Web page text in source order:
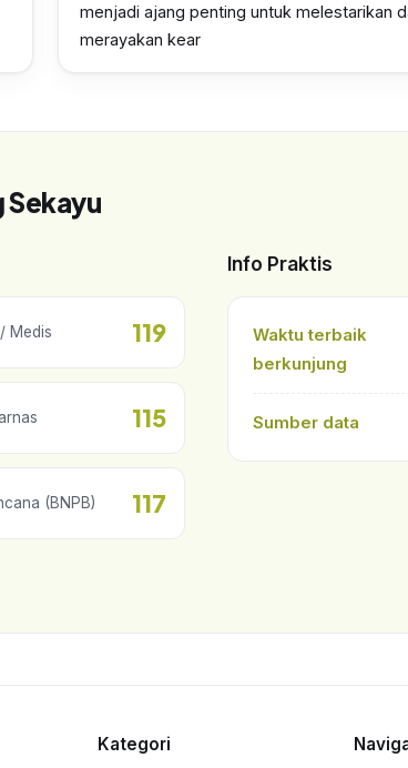
menjadi ajang penting untuk melestarikan
merayakan kear
Sekayu
Medis 119
115
(BNPB) 117
Info Praktis
Waktu terbaik
berkunjung
Sumber data
Kategori